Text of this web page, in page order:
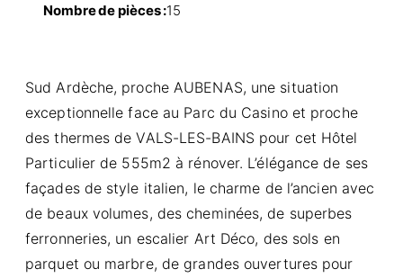
Nombre de pièces :15
Sud Ardèche, proche AUBENAS, une situation
exceptionnelle face au Parc du Casino et proche
des thermes de VALS-LES-BAINS pour cet Hôtel
Particulier de 555m2 à rénover. L’élégance de ses
façades de style italien, le charme de l’ancien avec
de beaux volumes, des cheminées, de superbes
ferronneries, un escalier Art Déco, des sols en
parquet ou marbre, de grandes ouvertures pour